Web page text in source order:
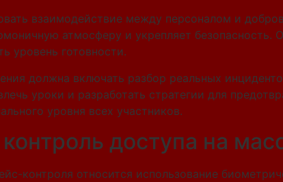
взаимодействие между персоналом и
атмосферу и укрепляет
уровень готовности.
должна включать разбор реальных
уроки и разработать стратегии для
уровня всех участников.
доступа на
контроля относится использование